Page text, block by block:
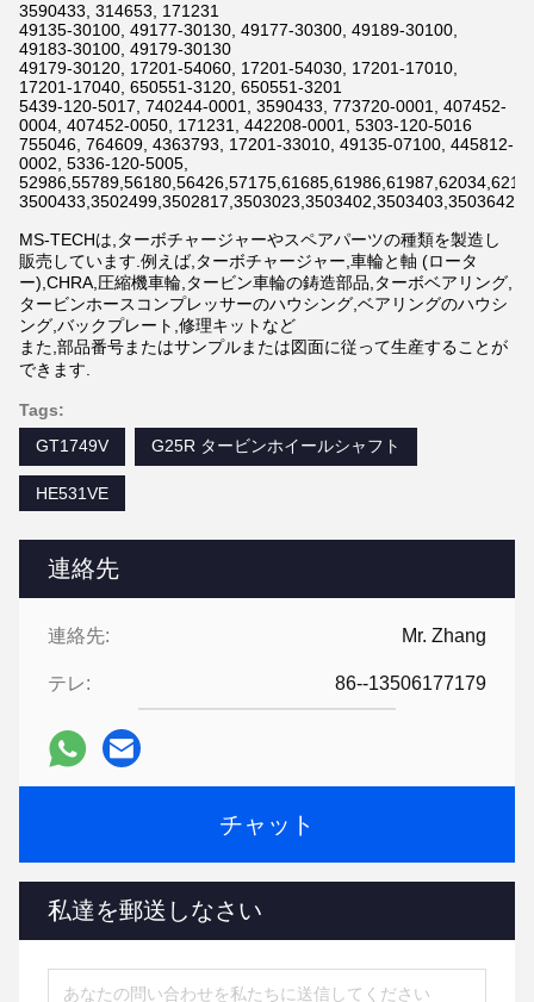
連絡先
連絡先: Mr. Zhang
テレ: 86--13506177179
チャット
私達を郵送しなさい
3590433, 314653, 171231
49135-30100, 49177-30130, 49177-30300, 49189-30100,
49183-30100, 49179-30130
49179-30120, 17201-54060, 17201-54030, 17201-17010,
17201-17040, 650551-3120, 650551-3201
5439-120-5017, 740244-0001, 3590433, 773720-0001, 407452-
0004, 407452-0050, 171231, 442208-0001, 5303-120-5016
755046, 764609, 4363793, 17201-33010, 49135-07100, 445812-
0002, 5336-120-5005,
MS-TECHは,ターボチャージャーやスペアパーツの種類を製造し
販売しています.例えば,ターボチャージャー,車輪と軸 (ロータ
ー),CHRA,圧縮機車輪,タービン車輪の鋳造部品,ターボベアリング,
タービンホースコンプレッサーのハウシング,ベアリングのハウシ
ング,バックプレート,修理キットなど
また,部品番号またはサンプルまたは図面に従って生産することが
できます.
Tags:
GT1749V
G25R タービンホイールシャフト
HE531VE